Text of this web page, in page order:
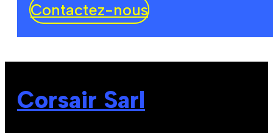
Contactez-nous
Corsair Sarl